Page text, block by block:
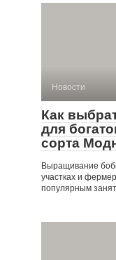
Новости
Как
для
сорта
Выращивание
участках и
популярным